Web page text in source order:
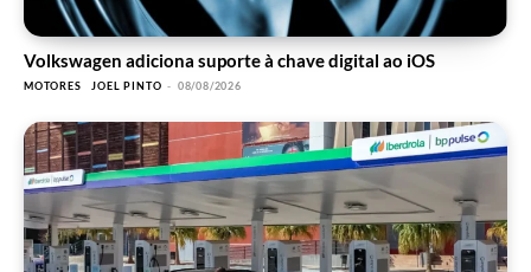
Volkswagen adiciona suporte à chave digital ao iOS
MOTORES JOEL PINTO - 08/08/2026